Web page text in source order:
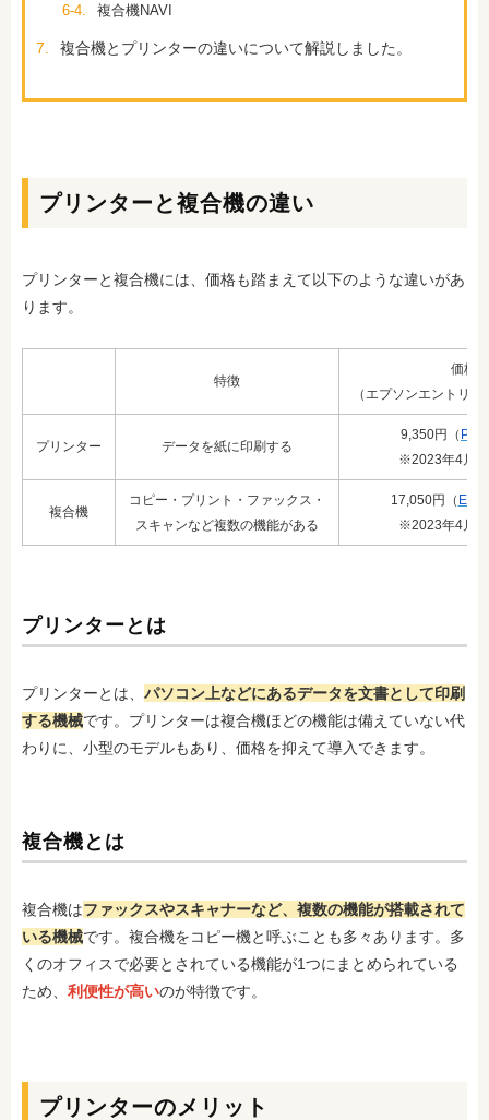
6-4.
複合機NAVI
7. 複合機とプリンターの違いについて解説しました。
プリンターと複合機の違い
プリンターと複合機には、価格も踏まえて以下のような違いがあ
ります。
特徴
価格
（エプソンエントリ
プリンター データを紙に印刷する
9,350円（ PX-
※2023年4月
複合機
コピー・プリント・ファックス・
スキャンなど複数の機能がある
17,050円（ EW-
※2023年4月
プリンターとは
プリンターとは、 パソコン上などにあるデータを文書として印刷
する機械です。プリンターは複合機ほどの機能は備えていない代
わりに、小型のモデルもあり、価格を抑えて導入できます。
複合機とは
複合機はファックスやスキャナーなど、複数の機能が搭載されて
いる機械です。複合機をコピー機と呼ぶことも多々あります。多
くのオフィスで必要とされている機能が1つにまとめられている
ため、 利便性が高いのが特徴です。
プリンターのメリット